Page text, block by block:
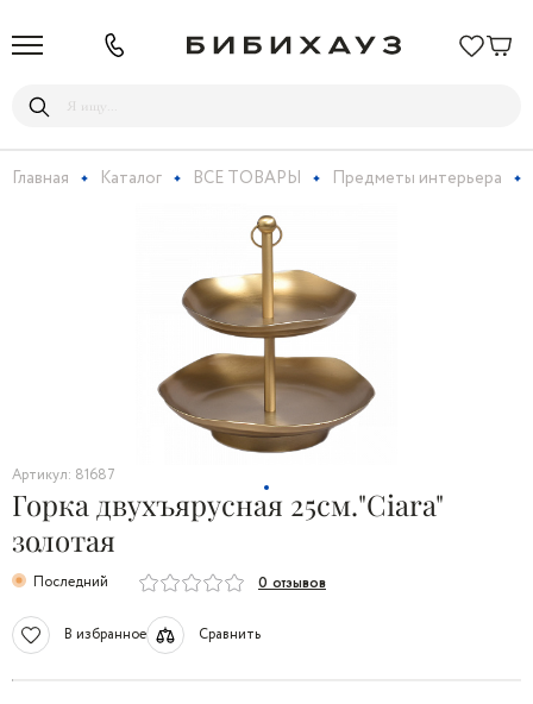
Главная Каталог ВСЕ ТОВАРЫ Предметы интерьера
Артикул: 81687
Горка двухъярусная 25см."Ciara"
золотая
Последний 0 отзывов
В избранное Сравнить